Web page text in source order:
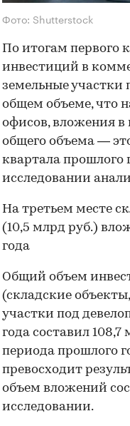
Фото: Shutterstock
По итогам первого
инвестиций в
земельные участки
общем объеме, что
офисов, вложения в
общего объема —
квартала прошлого
исследовании
На третьем месте
(10,5 млрд руб.)
года
Общий объем
(складские
участки под
года составил
периода прошлого
превосходит
объем вложений
исследовании.